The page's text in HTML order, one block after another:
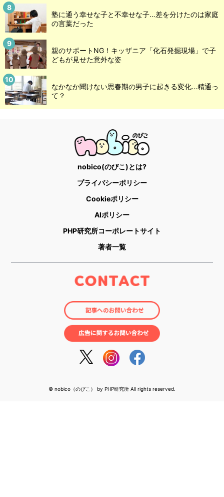
塾に通う幸せな子と不幸せな子…差を分けたのは家庭
の言葉だった
親のサポートNG！キッザニア「化石発掘現場」で子
どもが見せた意外な姿
なかなか聞けない思春期の男子に起きる変化…精通っ
て？
nobico(のびこ)とは?
プライバシーポリシー
Cookieポリシー
AIポリシー
PHP研究所コーポレートサイト
著者一覧
© nobico（のびこ） by PHP研究所 All rights reserved.